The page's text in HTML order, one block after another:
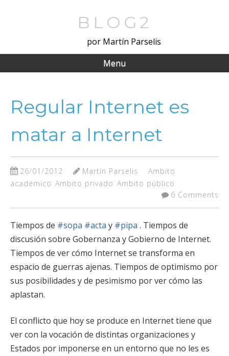
BLOG2
por Martín Parselis
Menu
Regular Internet es
matar a Internet
26/01/2012 Martín Parselis
Ambito
académico Ambito privado Ambito público
6 Comments
Tiempos de #sopa #acta y #pipa . Tiempos de
discusión sobre Gobernanza y Gobierno de Internet.
Tiempos de ver cómo Internet se transforma en
espacio de guerras ajenas. Tiempos de optimismo por
sus posibilidades y de pesimismo por ver cómo las
aplastan.
El conflicto que hoy se produce en Internet tiene que
ver con la vocación de distintas organizaciones y
Estados por imponerse en un entorno que no les es